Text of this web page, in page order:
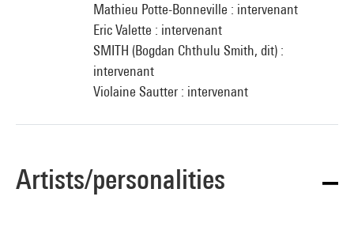
Mathieu Potte-Bonneville : intervenant
Eric Valette : intervenant
SMITH (Bogdan Chthulu Smith, dit) :
intervenant
Violaine Sautter : intervenant
Artists/personalities